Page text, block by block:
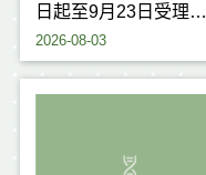
日起至9月23日受理申
請
2026-08-03